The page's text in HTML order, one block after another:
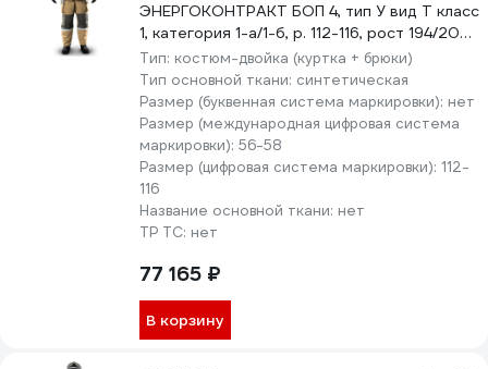
ЭНЕРГОКОНТРАКТ БОП 4, тип У вид Т класс
1, категория 1-а/1-б, р. 112-116, рост 194/200,
серый/желтый 5310000000227
Тип: костюм-двойка (куртка + брюки)
Тип основной ткани: синтетическая
Размер (буквенная система маркировки): нет
Размер (международная цифровая система
маркировки): 56-58
Размер (цифровая система маркировки): 112-
116
Название основной ткани: нет
ТР ТС: нет
77 165 ₽
В корзину